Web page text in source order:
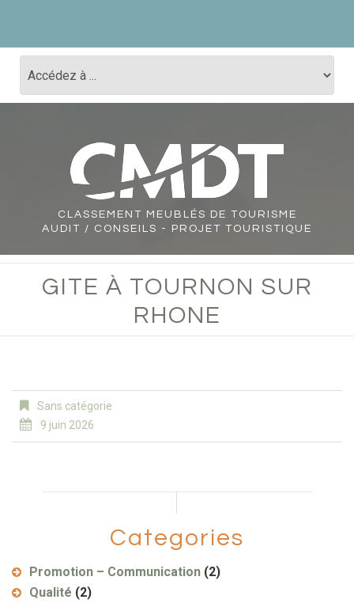
CLASSEMENT
MEUBLÉS DE TOURISME
AUDIT / CONSEILS - PROJET TOURISTIQUE
GITE À TOURNON SUR
RHONE
Sans catégorie
9 juin 2026
Categories
Promotion – Communication (2)
Qualité (2)